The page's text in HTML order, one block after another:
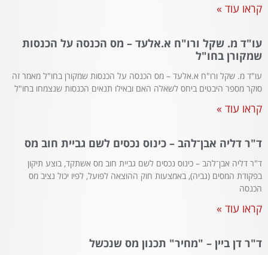
קראו עוד »
עו"ד מ. שקל ורו"ח א.אלעד – מס הכנסה על הכנסות
שמקורן בחו"ל
עו"ד מ. שקל ורו"ח א.אלעד – מס הכנסה על הכנסות שמקורן בחו"ל מאמר זה
סוקר מספר היבטים ביחס לשאלה האם ובאילו תנאים הכנסות שנצמחו בחו"ל
קראו עוד »
ד"ר דליה אבן־להב – כינוס נכסים לשם גביית חוב מס
ד"ר דליה אבן־להב – כינוס נכסים לשם גביית חוב מס אשתקד, בוצע תיקון
בפקודת המסים (גביה), באמצעות חוק ההוצאה לפועל, לפיו יכול נציב מס
הכנסה
קראו עוד »
ד"ר דן ביין – "מחיר" תכנון מס שנכשל